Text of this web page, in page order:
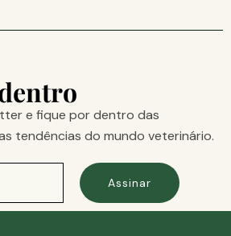
e fique por dentro das
tendências do mundo veterinário.
Assinar